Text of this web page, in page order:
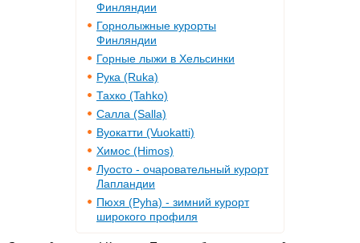
Финляндии
Горнолыжные курорты
Финляндии
Горные лыжи в Хельсинки
Рука (Ruka)
Тахко (Tahko)
Салла (Salla)
Вуокатти (Vuokatti)
Химос (Himos)
Луосто - очаровательный курорт
Лапландии
Пюхя (Pyha) - зимний курорт
широкого профиля